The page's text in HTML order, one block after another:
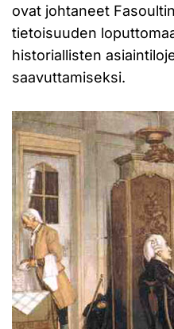
ovat johtaneet
tietoisuuden
historiallisten
saavuttamiseksi.